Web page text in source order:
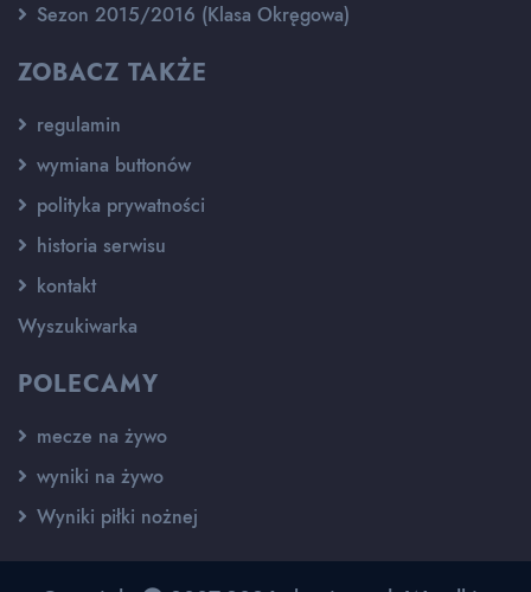
Sezon 2015/2016 (Klasa Okręgowa)
ZOBACZ TAKŻE
regulamin
wymiana buttonów
polityka prywatności
historia serwisu
kontakt
Wyszukiwarka
POLECAMY
mecze na żywo
wyniki na żywo
Wyniki piłki nożnej